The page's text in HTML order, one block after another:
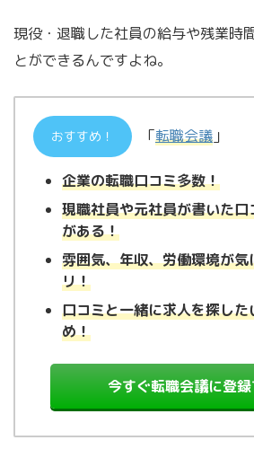
現役・退職した社員の給与や残業時
とができるんですよね。
おすすめ！ 「転職会議 」
企業の転職口コミ多数！
現職社員や元社員が書いた
がある！
雰囲気、年収、労働環境が
リ！
口コミと一緒に求人を探し
め！
今すぐ転職会議に登